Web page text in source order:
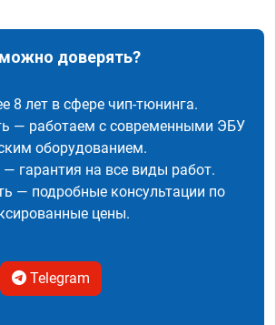
доверять?
8 лет в сфере чип-тюнинга.
— работаем с современными ЭБУ
оборудованием.
гарантия на все виды работ.
— подробные консультации по
цены.
Telegram